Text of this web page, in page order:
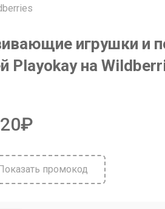
игрушки и
Playokay на
промокод